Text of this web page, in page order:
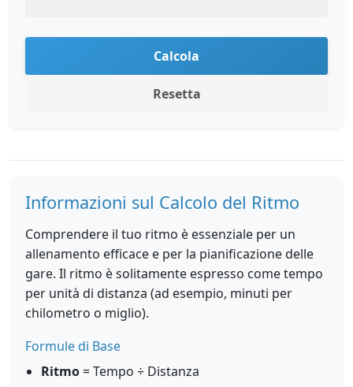
Calcola
Resetta
Informazioni sul Calcolo del Ritmo
Comprendere il tuo ritmo è essenziale per un
allenamento efficace e per la pianificazione delle
gare. Il ritmo è solitamente espresso come tempo
per unità di distanza (ad esempio, minuti per
chilometro o miglio).
Formule di Base
Ritmo= Tempo ÷ Distanza